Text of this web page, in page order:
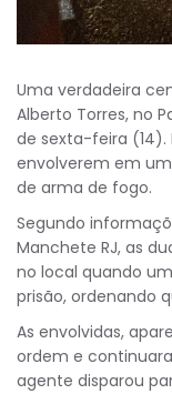
Uma verdadeira
Alberto Torres, no
de sexta-feira (14).
envolverem em
de arma de fogo.
Segundo
Manchete RJ, as
no local quando
prisão, ordenando
As envolvidas,
ordem e
agente disparou